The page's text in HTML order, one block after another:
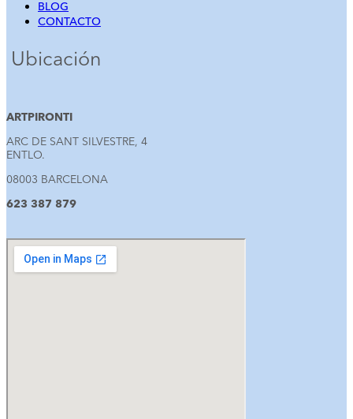
BLOG
CONTACTO
Ubicación
ARTPIRONTI
ARC DE SANT SILVESTRE, 4
ENTLO.
08003 BARCELONA
623 387 879